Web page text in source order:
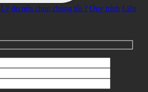
Lý do nên chọn chúng tôi ? Quy trình Liên